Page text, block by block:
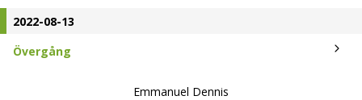
2022-08-13
Övergång
Emmanuel Dennis